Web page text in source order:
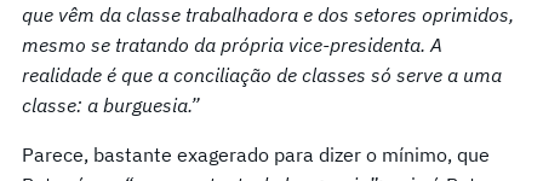
que vêm da classe trabalhadora e dos setores oprimidos,
mesmo se tratando da própria vice-presidenta. A
realidade é que a conciliação de classes só serve a uma
classe: a burguesia.”
Parece, bastante exagerado para dizer o mínimo, que